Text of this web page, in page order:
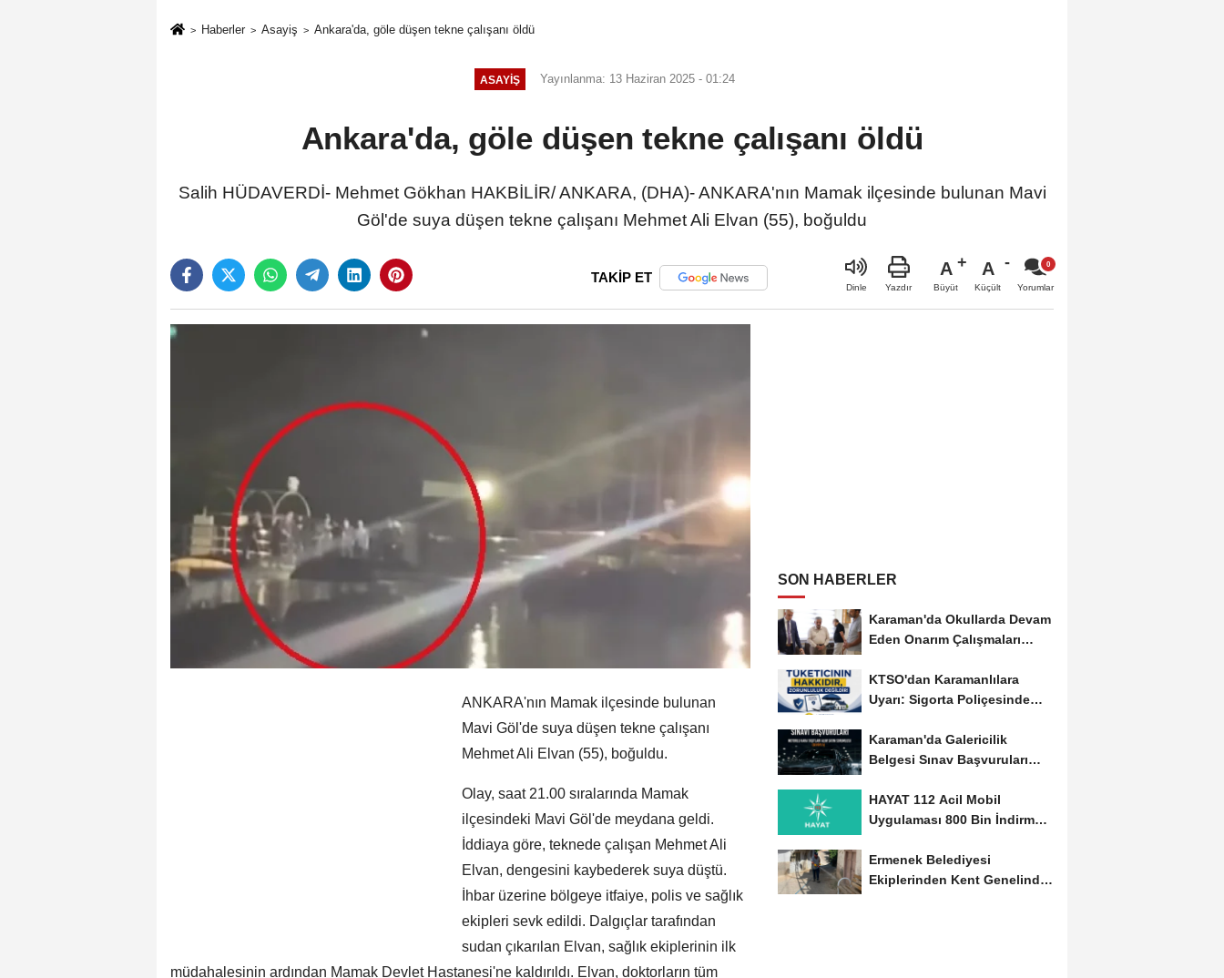
Haberler Asayiş Ankara'da, göle düşen tekne çalışanı öldü
ASAYIŞ Yayınlanma: 13 Haziran 2025 - 01:24
Ankara'da, göle düşen tekne çalışanı öldü
Salih HÜDAVERDİ- Mehmet Gökhan HAKBİLİR/ ANKARA, (DHA)- ANKARA'nın Mamak ilçesinde bulunan Mavi
Göl'de suya düşen tekne çalışanı Mehmet Ali Elvan (55), boğuldu
TAKİP ET
Dinle Yazdır
A
Büyüt
A
Küçült Yorumlar
ANKARA'nın Mamak ilçesinde bulunan
Mavi Göl'de suya düşen tekne çalışanı
Mehmet Ali Elvan (55), boğuldu.
Olay, saat 21.00 sıralarında Mamak
ilçesindeki Mavi Göl'de meydana geldi.
İddiaya göre, teknede çalışan Mehmet Ali
Elvan, dengesini kaybederek suya düştü.
İhbar üzerine bölgeye itfaiye, polis ve sağlık
ekipleri sevk edildi. Dalgıçlar tarafından
sudan çıkarılan Elvan, sağlık ekiplerinin ilk
müdahalesinin ardından Mamak Devlet Hastanesi'ne kaldırıldı. Elvan, doktorların tüm
SON HABERLER
Karaman'da Okullarda Devam
Eden Onarım Çalışmaları
KTSO'dan Karamanlılara
Uyarı: Sigorta Poliçesinde
Karaman'da Galericilik
Belgesi Sınav Başvuruları
HAYAT 112 Acil Mobil
Uygulaması 800 Bin İndirmeyi
Ermenek Belediyesi
Ekiplerinden Kent Genelinde